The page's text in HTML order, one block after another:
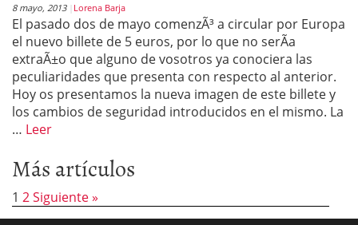
8 mayo, 2013 Lorena Barja
El pasado dos de mayo comenzÃ³ a circular por Europa
el nuevo billete de 5 euros, por lo que no serÃ­a
extraÃ±o que alguno de vosotros ya conociera las
peculiaridades que presenta con respecto al anterior.
Hoy os presentamos la nueva imagen de este billete y
los cambios de seguridad introducidos en el mismo. La
… Leer
Más artículos
1 2Siguiente »